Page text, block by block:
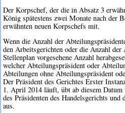
Der Korpschef, der die in Absatz 3
König spätestens zwei Monate nach der
erwähnten neuen Korpschefs mit.
Wenn die Anzahl der
den Arbeitsgerichten oder die Anzahl
Stellenplan vorgesehene Anzahl
welcher Abteilungspräsident oder
Abteilungen ohne Abteilungspräsident
Der Präsident des Gerichtes Erster
1. April 2014 läuft, übt ab diesem
des Präsidenten des Handelsgerichts
aus.